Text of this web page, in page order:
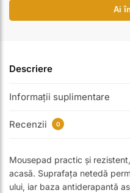
Ai
Descriere
Informații suplimentare
Recenzii 0
Mousepad practic și
acasă. Suprafața netedă
ului, iar baza antiderapantă